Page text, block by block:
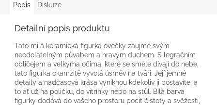
Popis Diskuze
Detailní popis produktu
Tato milá keramická figurka ovečky zaujme svým
neodolatelným půvabem a hravým duchem. S legračním
obličejem a velkýma očima, které se směle dívají do nebe,
tato figurka okamžitě vyvolá úsměv na tváři. Její jemné
detaily a nadčasová krása vyniknou kdekoliv ji postavíte, a
to ať už na poličku, do vitrínky nebo na stůl. Bílá barva
figurky dodává do vašeho prostoru pocit čistoty a svěžesti,